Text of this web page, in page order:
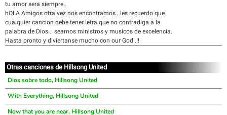
tu amor sera siempre..
hOLA Amigos otra vez nos encontramos.. les recuerdo que
cualquier cancion debe tener letra que no contradiga a la
palabra de Dios... seamos ministros y musicos de excelencia.
Hasta pronto y diviertanse mucho con our God..!!
Otras canciones de Hillsong United
Dios sobre todo, Hillsong United
With Everything, Hillsong United
Now that you are near, Hillsong United